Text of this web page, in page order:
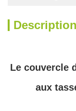
Le couvercle
aux